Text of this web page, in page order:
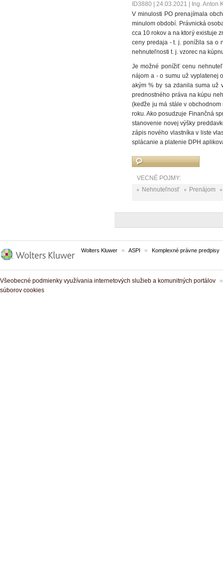
ID3880 24.03.2021
Ing. Anton
V minulosti PO prenajímala
minulom období. Právnická
cca 10 rokov a na ktorý existuje
ceny predaja - t. j. ponížila sa o
nehnuteľnosti t. j. vzorec na
Je možné ponížiť cenu
nájom a - o sumu už vyplatenej
akým % by sa zdanila suma už
prednostného práva na kúpu
(keďže ju má stále v
roku. Ako posudzuje Finančná
stanovenie novej výšky
zápis nového vlastníka v liste
splácanie a platenie DPH
VECNÉ POJMY:
Nehnuteľnosť
Prenájom
Wolters Kluwer ASPI Komplexné právne predpisy
Všeobecné podmienky využívania internetových služieb a komunitných portálov
súborov cookies